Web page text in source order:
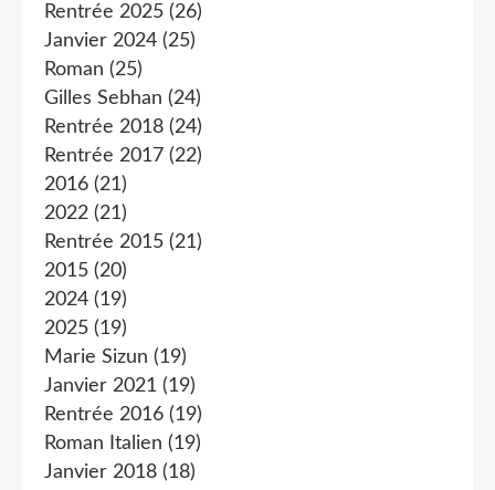
Rentrée 2025 (26)
Janvier 2024 (25)
Roman (25)
Gilles Sebhan (24)
Rentrée 2018 (24)
Rentrée 2017 (22)
2016 (21)
2022 (21)
Rentrée 2015 (21)
2015 (20)
2024 (19)
2025 (19)
Marie Sizun (19)
Janvier 2021 (19)
Rentrée 2016 (19)
Roman Italien (19)
Janvier 2018 (18)